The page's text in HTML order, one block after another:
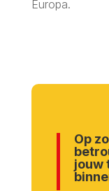
Europa.
Op
jouw